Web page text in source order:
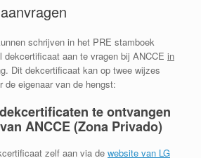
schrijven in het PRE stamboek
dekcertificaat aan te vragen bij ANCCE in
. Dit dekcertificaat kan op twee wijzes
de eigenaar van de hengst:
te ontvangen
ANCCE (Zona Privado)
zelf aan via de website van LG